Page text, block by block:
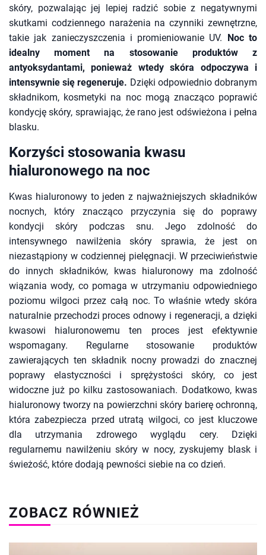
skóry, pozwalając jej lepiej radzić sobie z negatywnymi
skutkami codziennego narażenia na czynniki zewnętrzne,
takie jak zanieczyszczenia i promieniowanie UV.
Noc to
idealny moment na stosowanie produktów z
antyoksydantami, ponieważ wtedy skóra odpoczywa i
intensywnie się regeneruje. Dzięki odpowiednio dobranym
składnikom, kosmetyki na noc mogą znacząco poprawić
kondycję skóry, sprawiając, że rano jest odświeżona i pełna
blasku.
Korzyści stosowania kwasu
hialuronowego na noc
Kwas hialuronowy to jeden z najważniejszych składników
nocnych, który znacząco przyczynia się do poprawy
kondycji skóry podczas snu. Jego zdolność do
intensywnego nawilżenia skóry sprawia, że jest on
niezastąpiony w codziennej pielęgnacji. W przeciwieństwie
do innych składników, kwas hialuronowy ma zdolność
wiązania wody, co pomaga w utrzymaniu odpowiedniego
poziomu wilgoci przez całą noc. To właśnie wtedy skóra
naturalnie przechodzi proces odnowy i regeneracji, a dzięki
kwasowi hialuronowemu ten proces jest efektywnie
wspomagany. Regularne stosowanie produktów
zawierających ten składnik nocny prowadzi do znacznej
poprawy elastyczności i sprężystości skóry, co jest
widoczne już po kilku zastosowaniach. Dodatkowo, kwas
hialuronowy tworzy na powierzchni skóry barierę ochronną,
która zabezpiecza przed utratą wilgoci, co jest kluczowe
dla utrzymania zdrowego wyglądu cery. Dzięki
regularnemu nawilżeniu skóry w nocy, zyskujemy blask i
świeżość, które dodają pewności siebie na co dzień.
ZOBACZ RÓWNIEŻ